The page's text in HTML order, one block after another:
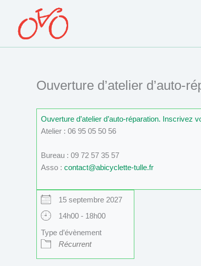
contenu
Ouverture d’atelier d’auto-
Ouverture d’atelier d’auto-réparation.
Atelier : 06 95 05 50 56
Bureau : 09 72 57 35 57
Asso : contact@abicyclette-tulle.fr
15 septembre 2027
14h00 - 18h00
Type d’évènement
Récurrent